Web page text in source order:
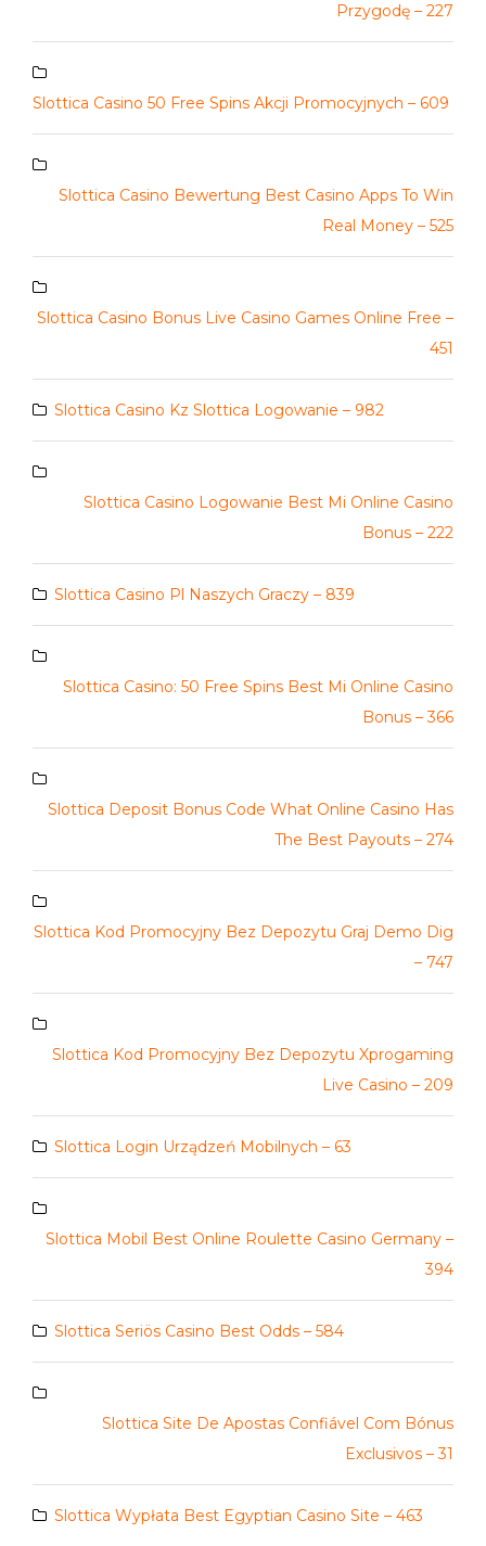
Przygodę – 227
Slottica Casino 50 Free Spins Akcji Promocyjnych – 609
Slottica Casino Bewertung Best Casino Apps To Win
Real Money – 525
Slottica Casino Bonus Live Casino Games Online Free –
451
Slottica Casino Kz Slottica Logowanie – 982
Slottica Casino Logowanie Best Mi Online Casino
Bonus – 222
Slottica Casino Pl Naszych Graczy – 839
Slottica Casino: 50 Free Spins Best Mi Online Casino
Bonus – 366
Slottica Deposit Bonus Code What Online Casino Has
The Best Payouts – 274
Slottica Kod Promocyjny Bez Depozytu Graj Demo Dig
– 747
Slottica Kod Promocyjny Bez Depozytu Xprogaming
Live Casino – 209
Slottica Login Urządzeń Mobilnych – 63
Slottica Mobil Best Online Roulette Casino Germany –
394
Slottica Seriös Casino Best Odds – 584
Slottica Site De Apostas Confiável Com Bónus
Exclusivos – 31
Slottica Wypłata Best Egyptian Casino Site – 463